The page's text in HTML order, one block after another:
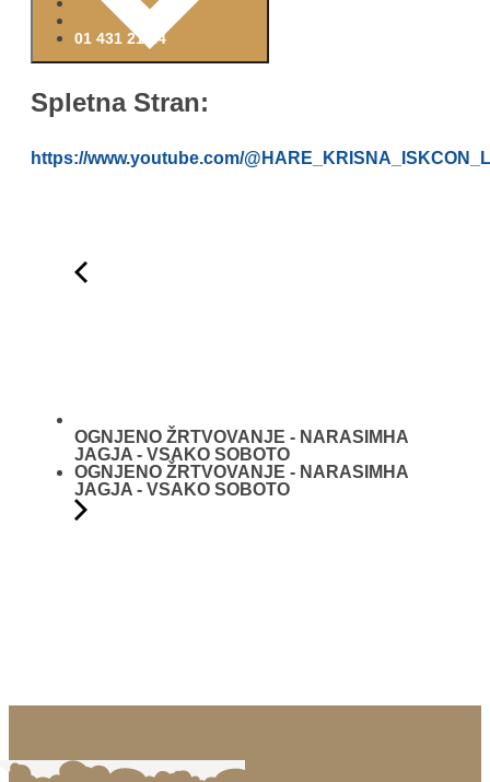
01 431 21 24
Spletna Stran:
https://www.youtube.com/
OGNJENO ŽRTVOVANJE - NARASIMHA
JAGJA - VSAKO SOBOTO
OGNJENO ŽRTVOVANJE - NARASIMHA
JAGJA - VSAKO SOBOTO